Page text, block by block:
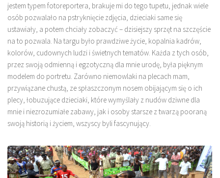
jestem typem fotoreportera, brakuje mi do tego tupetu, jednak wiele
osób pozwalało na pstryknięcie zdjęcia, dzieciaki same się
ustawiały, a potem chciały zobaczyć – dzisiejszy sprzęt na szczęście
na to pozwala. Na targu było prawdziwe życie, kopalnia kadrów,
kolorów, cudownych ludzi i świetnych tematów. Każda z tych osób,
przez swoją odmienną i egzotyczną dla mnie urodę, była pięknym
modelem do portretu. Zarówno niemowlaki na plecach mam,
przywiązane chustą, ze spłaszczonym nosem obijającym się o ich
plecy, łobuzujące dzieciaki, które wymyślały z nudów dziwne dla
mnie i niezrozumiałe zabawy, jak i osoby starsze z twarzą pooraną
swoją historią i życiem, wszyscy byli fascynujący.